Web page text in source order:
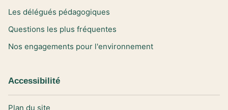
Les délégués pédagogiques
Questions les plus fréquentes
Nos engagements pour l'environnement
Accessibilité
Plan du site